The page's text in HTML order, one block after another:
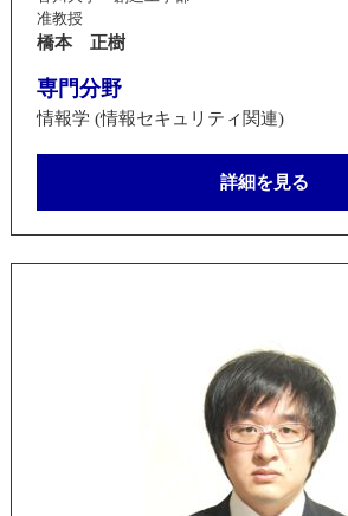
准教授
橋本 正樹
専門分野
情報学 (情報セキュリティ関連)
詳細を見る